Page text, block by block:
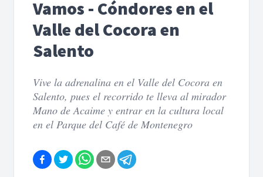
Vamos - Cóndores en el
Valle del Cocora en
Salento
Vive la adrenalina en el Valle del Cocora en
Salento, pues el recorrido te lleva al mirador
Mano de Acaime y entrar en la cultura local
en el Parque del Café de Montenegro